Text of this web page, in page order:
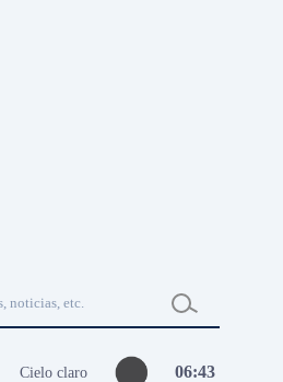
Cielo claro 06:43